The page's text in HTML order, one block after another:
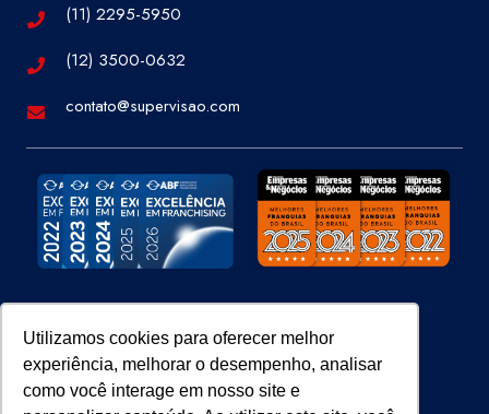
Utilizamos cookies para oferecer melhor
experiência, melhorar o desempenho, analisar
como você interage em nosso site e
(11) 2295-5950
(12) 3500-0632
contato@supervisao.com
Site 100% Seguro